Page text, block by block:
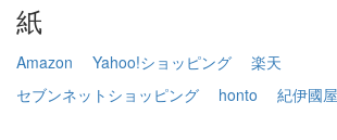
紙
Amazon Yahoo!ショッピング
楽天
セブンネットショッピング
honto 紀伊國